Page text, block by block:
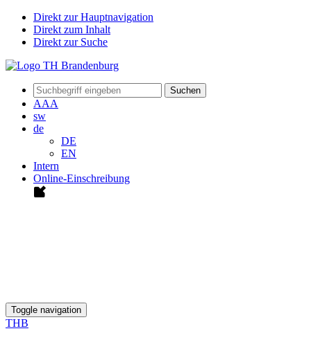
Direkt zur Hauptnavigation
Direkt zum Inhalt
Direkt zur Suche
Suchen
AAA
sw
de
DE
EN
Intern
Online-Einschreibung
Toggle navigation
THB